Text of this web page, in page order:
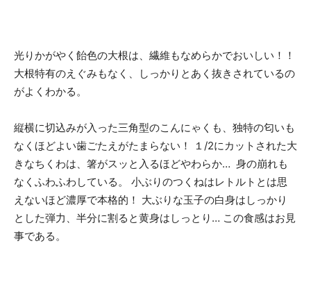
光りかがやく飴色の大根は、繊維もなめらかでおいしい！！
大根特有のえぐみもなく、しっかりとあく抜きされているの
がよくわかる。
縦横に切込みが入った三角型のこんにゃくも、独特の匂いも
なくほどよい歯ごたえがたまらない！ １/2にカットされた大
きなちくわは、箸がスッと入るほどやわらか… 身の崩れも
なくふわふわしている。 小ぶりのつくねはレトルトとは思
えないほど濃厚で本格的！ 大ぶりな玉子の白身はしっかり
とした弾力、半分に割ると黄身はしっとり… この食感はお見
事である。